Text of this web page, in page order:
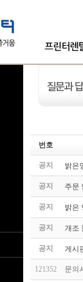
번호
공지 밝은
공지 주문
공지 밝은
공지 개조
공지 게시
121352 문의